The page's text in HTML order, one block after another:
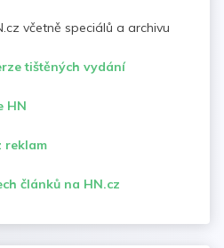
včetně speciálů a archivu
tištěných vydání
HN
reklam
článků na HN.cz